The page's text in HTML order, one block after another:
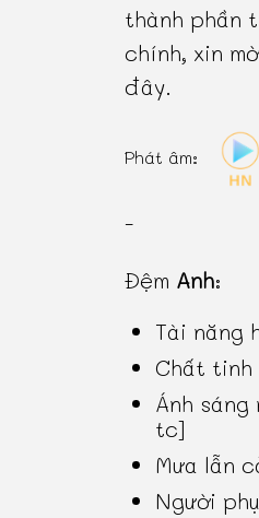
thành phần
chính, xin
đây.
Phát âm:
-
Đệm Anh:
Tài năng
Chất tinh
Ánh
tc]
Mưa lẫn
Người